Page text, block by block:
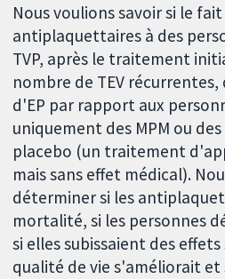
Nous voulions savoir si le
antiplaquettaires à des
TVP, après le traitement
nombre de TEV
d'EP par rapport aux
uniquement des MPM ou des
placebo (un traitement
mais sans effet médical).
déterminer si les
mortalité, si les personnes
si elles subissaient des
qualité de vie s'améliorait et